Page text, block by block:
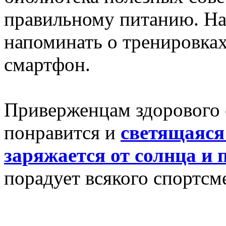
правильному питанию.
напоминать о
смартфон.
Приверженцам
понравится и
заряжается от солнца и
порадует всякого